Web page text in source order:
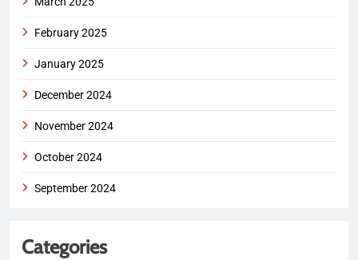
February 2025
January 2025
December 2024
November 2024
October 2024
September 2024
Categories